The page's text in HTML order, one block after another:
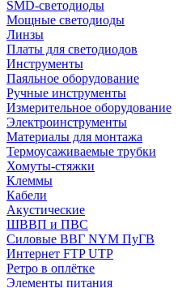
SMD-светодиоды
Мощные светодиоды
Линзы
Платы для светодиодов
Инструменты
Паяльное оборудование
Ручные инструменты
Измерительное оборудование
Электроинструменты
Материалы для монтажа
Термоусаживаемые трубки
Хомуты-стяжки
Клеммы
Кабели
Акустические
ШВВП и ПВС
Силовые ВВГ NYM ПуГВ
Интернет FTP UTP
Ретро в оплётке
Элементы питания